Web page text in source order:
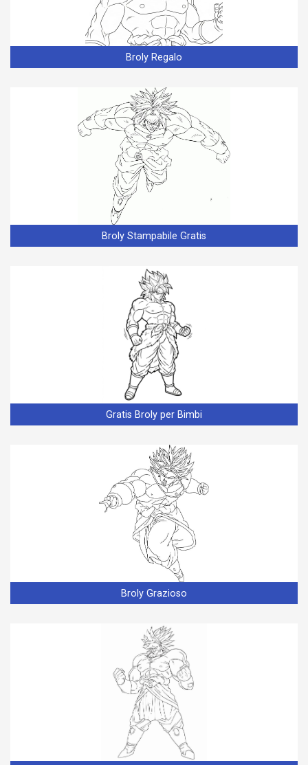
Broly Regalo
Broly Stampabile Gratis
Gratis Broly per Bimbi
Broly Grazioso